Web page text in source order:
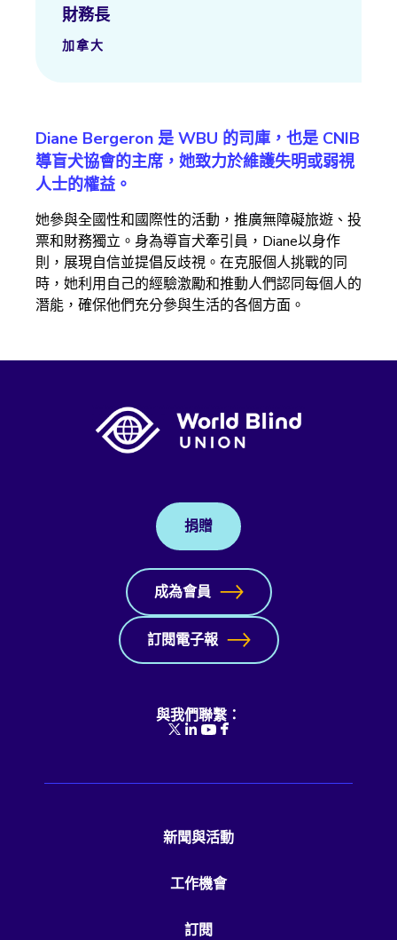
財務長
加拿大
Diane Bergeron 是 WBU 的司庫，也是 CNIB
導盲犬協會的主席，她致力於維護失明或弱視
人士的權益。
她參與全國性和國際性的活動，推廣無障礙旅遊、投
票和財務獨立。身為導盲犬牽引員，Diane以身作
則，展現自信並提倡反歧視。在克服個人挑戰的同
時，她利用自己的經驗激勵和推動人們認同每個人的
潛能，確保他們充分參與生活的各個方面。
捐贈
成為會員
訂閱電子報
與我們聯繫：
新聞與活動
工作機會
訂閱